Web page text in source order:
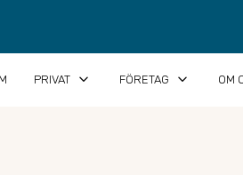
PRIVAT keyboard_arrow_down FÖRETAG keyboard_arrow_down OM